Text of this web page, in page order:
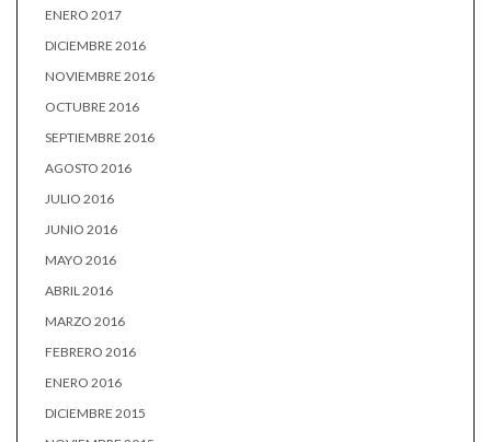
ENERO 2017
DICIEMBRE 2016
NOVIEMBRE 2016
OCTUBRE 2016
SEPTIEMBRE 2016
AGOSTO 2016
JULIO 2016
JUNIO 2016
MAYO 2016
ABRIL 2016
MARZO 2016
FEBRERO 2016
ENERO 2016
DICIEMBRE 2015